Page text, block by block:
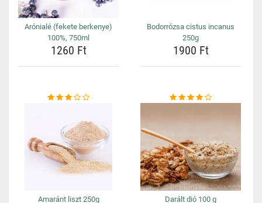
Arónialé (fekete berkenye)
100%, 750ml
1260 Ft
Bodorrózsa cistus incanus
250g
1900 Ft
Amaránt liszt 250g Darált dió 100 g